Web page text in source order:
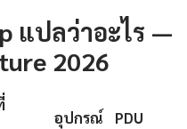
แปลว่าอะไร —
2026
อุปกรณ์ PDU